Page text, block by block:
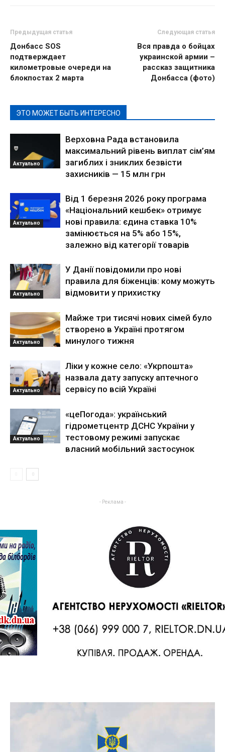
Предыдущая статья
Донбасс SOS
подтверждает
километровые очереди на
блокпостах 2 марта
Следующая статья
Вся правда о бойцах
украинской армии –
рассказ защитника
Донбасса (фото)
ЭТО МОЖЕТ БЫТЬ ИНТЕРЕСНО
Актуально
Верховна Рада встановила
максимальний рівень виплат сім’ям
загиблих і зниклих безвісти
захисників — 15 млн грн
Актуально
Від 1 березня 2026 року програма
«Національний кешбек» отримує
нові правила: єдина ставка 10%
замінюється на 5% або 15%,
залежно від категорії товарів
Актуально
У Данії повідомили про нові
правила для біженців: кому можуть
відмовити у прихистку
Актуально
Майже три тисячі нових сімей було
створено в Україні протягом
минулого тижня
Актуально
Ліки у кожне село: «Укрпошта»
назвала дату запуску аптечного
сервісу по всій Україні
Актуально
«цеПогода»: український
гідрометцентр ДСНС України у
тестовому режимі запускає
власний мобільний застосунок
- Реклама -